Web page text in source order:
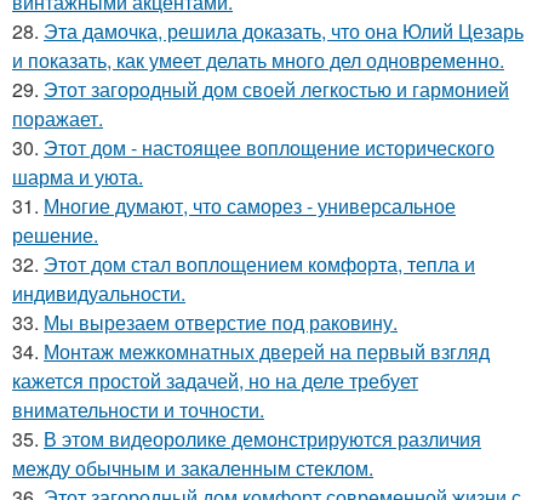
28. Эта дамочка, решила доказать, что она Юлий Цезарь
и показать, как умеет делать много дел одновременно.
29. Этот загородный дом своей легкостью и гармонией
поражает.
30. Этот дом - настоящее воплощение исторического
шарма и уюта.
31. Многие думают, что саморез - универсальное
решение.
32. Этот дом стал воплощением комфорта, тепла и
индивидуальности.
33. Мы вырезаем отверстие под раковину.
34. Монтаж межкомнатных дверей на первый взгляд
кажется простой задачей, но на деле требует
внимательности и точности.
35. В этом видеоролике демонстрируются различия
между обычным и закаленным стеклом.